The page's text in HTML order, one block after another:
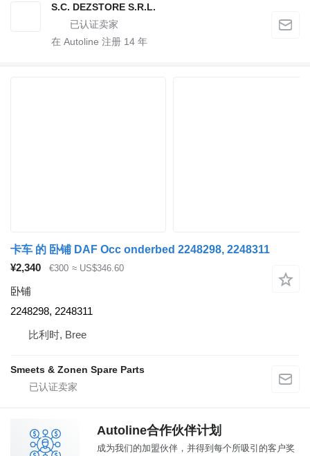
S.C. DEZSTORE S.R.L.
在 Autoline 注册 14 年
卡车 的 卧铺 DAF Occ onderbed 2248298, 2248311
¥2,340
€300 ≈ US$346.60
卧铺
2248298, 2248311
比利时, Bree
Smeets & Zonen Spare Parts
Autoline合作伙伴计划
成为我们的加盟伙伴，并得到每个所吸引的客户奖